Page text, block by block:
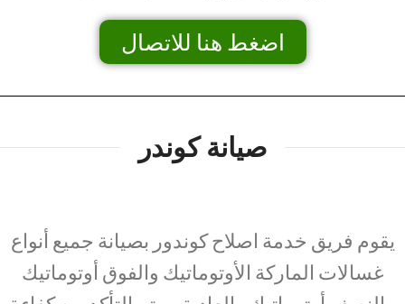
اضغط هنا للاتصال
صيانة كوندر
يقوم فريق خدمة اصلاح كوندور بصيانة جميع أنواع
غسالات الماركة الأوتوماتيك والفوق أوتوماتيك